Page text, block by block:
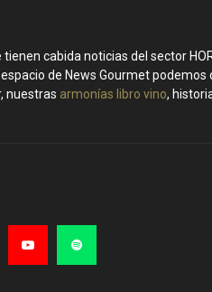
cabida noticias del sector
de News Gourmet
nuestras armonías libro vino,